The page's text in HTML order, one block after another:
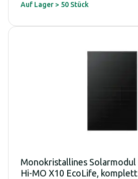
Auf Lager > 50 Stück
Monokristallines Solarmodul
Hi-MO X10 EcoLife,